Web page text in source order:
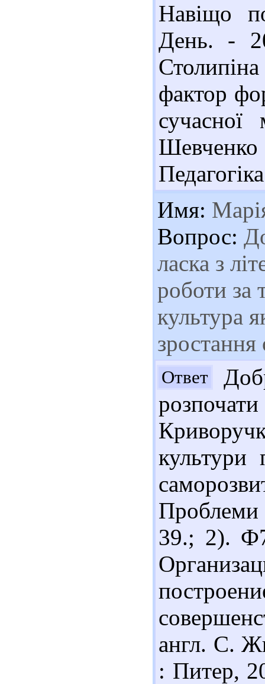
Навіщо
День. -
фактор
Шевченко
Имя:
Вопрос:
ласка з
роботи за
культура
Ответ
культури
39.; 2).
англ. С.
: Питер,